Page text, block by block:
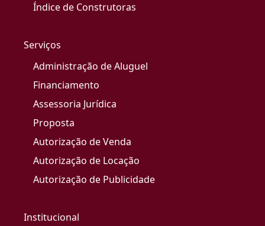
Índice de Construtoras
Serviços
Administração de Aluguel
Financiamento
Assessoria Jurídica
Proposta
Autorização de Venda
Autorização de Locação
Autorização de Publicidade
Institucional